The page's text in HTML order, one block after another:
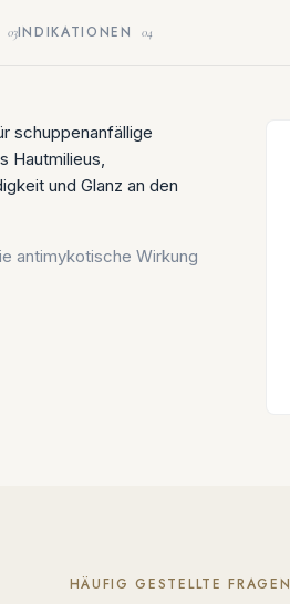
03INDIKATIONEN 04
schuppenanfällige
Hautmilieus,
und Glanz an den
antimykotische Wirkung
HÄUFIG GESTELLTE FRAGEN